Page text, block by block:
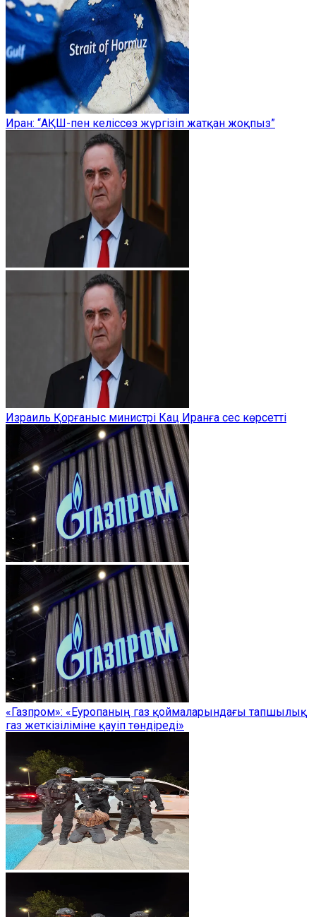
Иран: “АҚШ-пен келіссөз жүргізіп жатқан жоқпыз”
Израиль Қорғаныс министрі Кац Иранға сес көрсетті
«Газпром»: «Еуропаның газ қоймаларындағы тапшылық
газ жеткізіліміне қауіп төндіреді»